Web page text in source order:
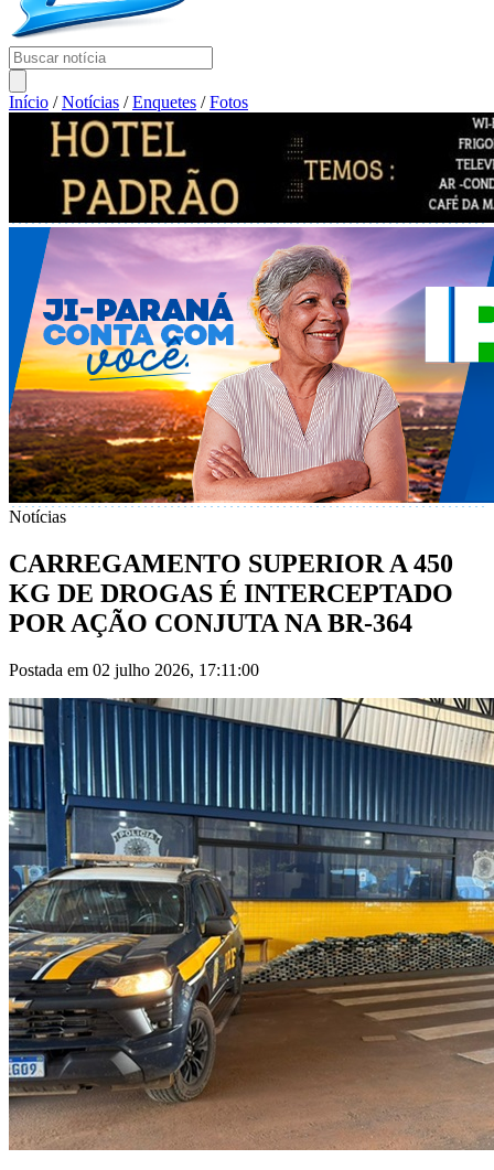
Início / Notícias / Enquetes / Fotos
Notícias
CARREGAMENTO SUPERIOR A 450
KG DE DROGAS É INTERCEPTADO
POR AÇÃO CONJUTA NA BR-364
Postada em 02 julho 2026, 17:11:00